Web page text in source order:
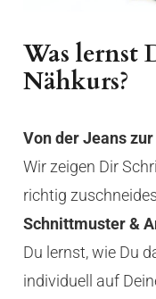
Was lernst
Nähkurs?
Von der Jeans
Wir zeigen Dir
richtig
Schnittmuster &
Du lernst, wie Du
individuell auf